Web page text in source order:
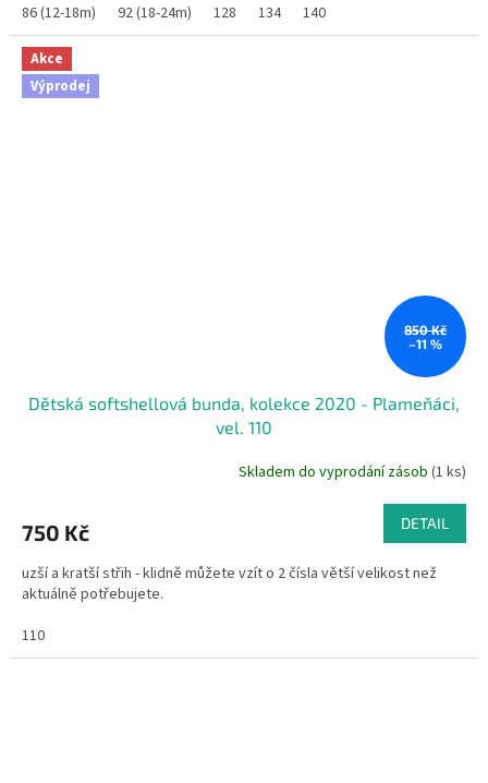
86 (12-18m)
92 (18-24m) 128 134 140
Akce
Výprodej
850 Kč
–11 %
Dětská softshellová bunda, kolekce 2020 - Plameňáci,
vel. 110
Skladem do vyprodání zásob (1 ks)
750 Kč DETAIL
uzší a kratší střih - klidně můžete vzít o 2 čísla větší velikost než
aktuálně potřebujete.
110